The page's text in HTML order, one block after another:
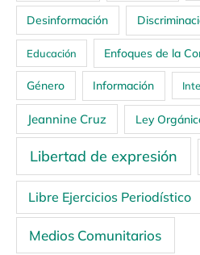
Desinformación
Educación Enfoques de la
Género Información
Jeannine Cruz Ley
Libertad de expresión
Libre Ejercicios Periodístico
Medios Comunitarios